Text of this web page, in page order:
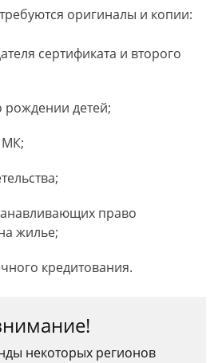
оригиналы и копии:
сертификата и второго
рождении детей;
МК;
право
жилье;
кредитования.
некоторых регионов